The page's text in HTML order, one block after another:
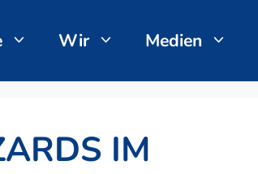
Wir Medien
IM